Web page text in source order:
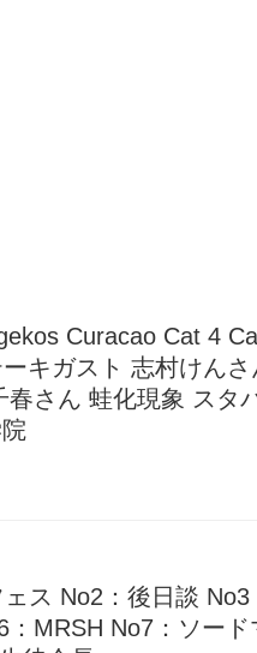
Curacao Cat 4
キガスト 志村けん
さん 蛙化現象 スタ
ス No2：後日談 No3
MRSH No7：ソー